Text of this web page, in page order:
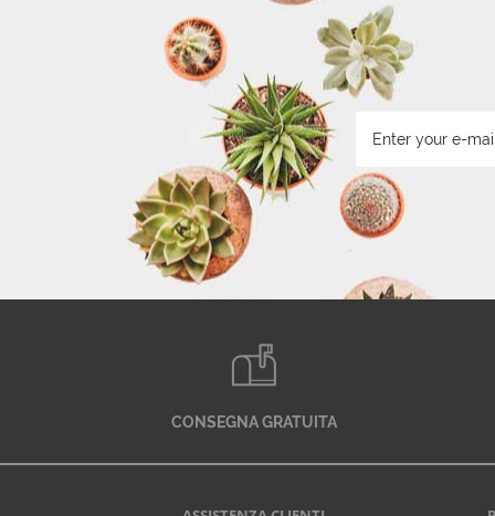
CONSEGNA GRATUITA